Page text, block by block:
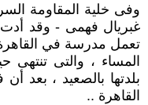
وفى خلية المقاومة
غبريال فهمى - وقد
تعمل مدرسة في
المساء ، والتى تنتهى
بلدتها بالصعيد ، بعد
القاهرة ..